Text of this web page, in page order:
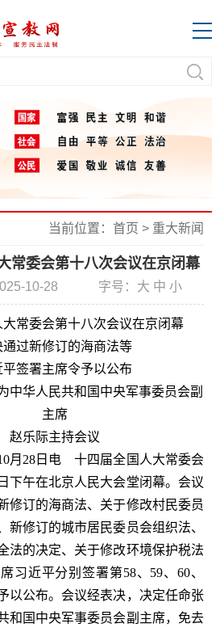
当前位置： 首页 > 重大新闻
常委会第十八次会议在京闭幕
10-28 字号： 大 中 小
常委会第十八次会议在京闭幕
通过新修订的海商法等
平签署主席令予以公布
中华人民共和国中央军事委员会副
主席
赵乐际主持会议
月28日电 十四届全国人大常委会
下午在北京人民大会堂闭幕。会议
修订的海商法、关于修改村民委员
新修订的城市居民委员会组织法、
法的决定、关于修改环境保护税法
习近平分别签署第58、59、60、
以公布。会议经表决，决定任命张
和国中央军事委员会副主席，免去